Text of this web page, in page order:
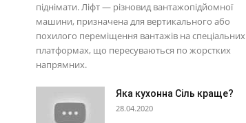
піднімати. Ліфт — різновид вантажопідйомної
машини, призначена для вертикального або
похилого переміщення вантажів на спеціальних
платформах, що пересуваються по жорстких
напрямних.
Яка кухонна Сіль краще?
28.04.2020